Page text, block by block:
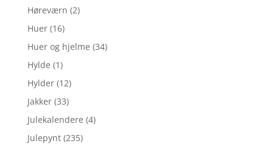
Høreværn (2)
Huer (16)
Huer og hjelme (34)
Hylde (1)
Hylder (12)
Jakker (33)
Julekalendere (4)
Julepynt (235)